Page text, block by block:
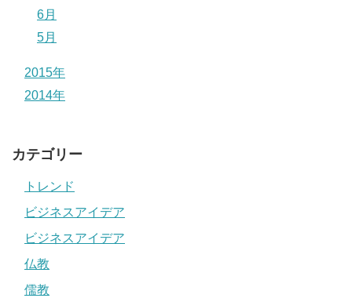
6月
5月
2015年
2014年
カテゴリー
トレンド
ビジネスアイデア
ビジネスアイデア
仏教
儒教